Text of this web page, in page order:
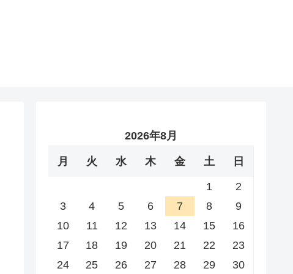
2026年8月
月 火 水 木 金 土 日
1
2
3
4 5 6 7 8
9
10
11 12 13 14 15
16
17
18 19 20 21 22
23
24
25 26 27 28 29
30